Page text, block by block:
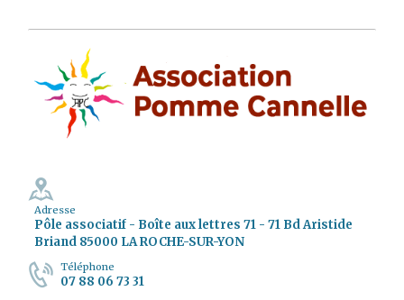
Adresse
Pôle associatif - Boîte aux lettres 71 - 71 Bd Aristide
Briand 85000 LA ROCHE-SUR-YON
Téléphone
07 88 06 73 31